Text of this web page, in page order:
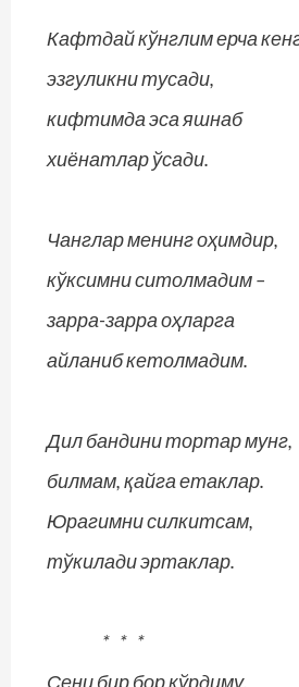
Кафтдай кўнглим ерча
эзгуликни тусади,
кифтимда эса яшнаб
хиёнатлар ўсади.
Чанглар менинг оҳимдир,
кўксимни ситолмадим –
зарра-зарра оҳларга
айланиб кетолмадим.
Дил бандини тортар мунг,
билмам, қайга етаклар.
Юрагимни силкитсам,
тўкилади эртаклар.
* * *
Сени бир бор кўрдиму,